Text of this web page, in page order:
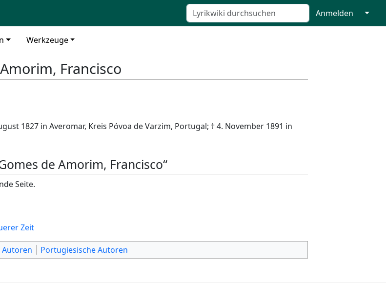
Anmelden ↓
Werkzeuge
Francisco
1827 in Averomar, Kreis Póvoa de Varzim, Portugal; † 4. November 1891 in
de Amorim, Francisco“
Seite.
Zeit
Portugiesische Autoren